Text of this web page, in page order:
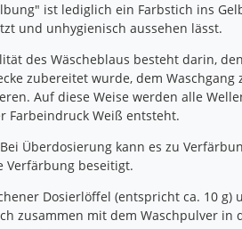
ist lediglich ein Farbstich ins
und unhygienisch aussehen lässt.
des Wäscheblaus besteht darin,
zubereitet wurde, dem
Auf diese Weise werden alle
Farbeindruck Weiß entsteht.
Bei Überdosierung kann es zu
Verfärbung beseitigt.
Dosierlöffel (entspricht ca. 10 g)
zusammen mit dem Waschpulver in